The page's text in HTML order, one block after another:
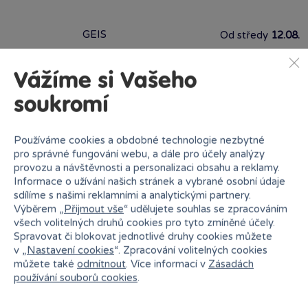
GEIS Od středy 12.08.
Ihned k odběru na pobočce
Bambule Brno NC Královo Pole
Dnes od 12:30
poslední kus skladem
Rezervovat zde
Vážíme si Vašeho
soukromí
Používáme cookies a obdobné technologie nezbytné
pro správné fungování webu, a dále pro účely analýzy
provozu a návštěvnosti a personalizaci obsahu a reklamy.
Informace o užívání našich stránek a vybrané osobní údaje
sdílíme s našimi reklamními a analytickými partnery.
Výběrem „Přijmout vše“ udělujete souhlas se zpracováním
všech volitelných druhů cookies pro tyto zmíněné účely.
Spravovat či blokovat jednotlivé druhy cookies můžete
v „Nastavení cookies“. Zpracování volitelných cookies
můžete také odmítnout. Více informací v Zásadách
používání souborů cookies.